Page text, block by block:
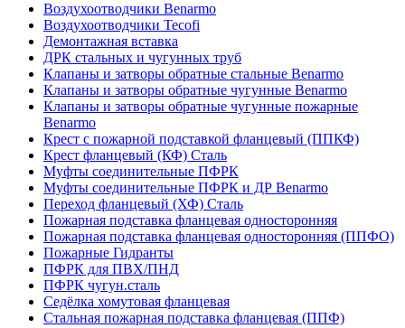
Воздухоотводчики Benarmo
Воздухоотводчики Tecofi
Демонтажная вставка
ДРК стальных и чугунных труб
Клапаны и затворы обратные стальные Benarmo
Клапаны и затворы обратные чугунные Benarmo
Клапаны и затворы обратные чугунные пожарные
Benarmo
Крест с пожарной подставкой фланцевый (ППКФ)
Крест фланцевый (КФ) Сталь
Муфты соединительные ПФРК
Муфты соединительные ПФРК и ДР Benarmo
Переход фланцевый (ХФ) Сталь
Пожарная подставка фланцевая односторонняя
Пожарная подставка фланцевая односторонняя (ППФО)
Пожарные Гидранты
ПФРК для ПВХ/ПНД
ПФРК чугун.сталь
Седёлка хомутовая фланцевая
Стальная пожарная подставка фланцевая (ППФ)